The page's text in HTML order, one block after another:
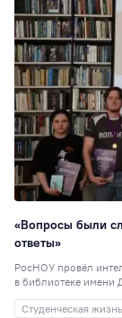
«Вопросы были
ответы»
РосНОУ провёл
в библиотеке имени
Студенческая жизнь